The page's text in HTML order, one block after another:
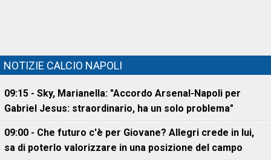
NOTIZIE CALCIO NAPOLI
09:15 - Sky, Marianella: "Accordo Arsenal-Napoli per
Gabriel Jesus: straordinario, ha un solo problema"
09:00 - Che futuro c'è per Giovane? Allegri crede in lui,
sa di poterlo valorizzare in una posizione del campo